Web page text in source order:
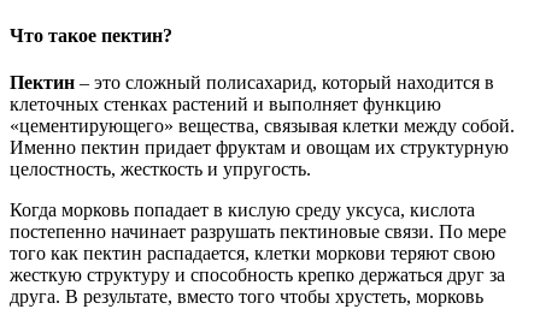
Что такое пектин?
Пектин – это сложный полисахарид, который находится в
клеточных стенках растений и выполняет функцию
«цементирующего» вещества, связывая клетки между собой.
Именно пектин придает фруктам и овощам их структурную
целостность, жесткость и упругость.
Когда морковь попадает в кислую среду уксуса, кислота
постепенно начинает разрушать пектиновые связи. По мере
того как пектин распадается, клетки моркови теряют свою
жесткую структуру и способность крепко держаться друг за
друга. В результате, вместо того чтобы хрустеть, морковь